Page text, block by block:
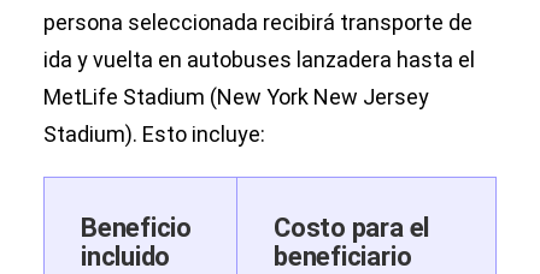
persona seleccionada recibirá transporte de
ida y vuelta en autobuses lanzadera hasta el
MetLife Stadium (New York New Jersey
Stadium). Esto incluye:
Beneficio
incluido
Costo para el
beneficiario